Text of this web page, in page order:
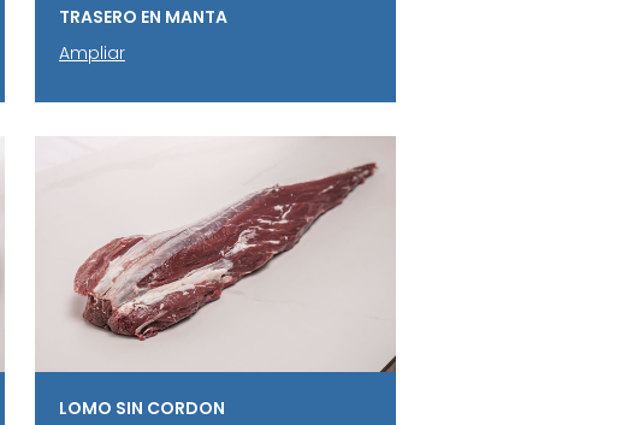
TRASERO EN MANTA
Ampliar
LOMO SIN CORDON